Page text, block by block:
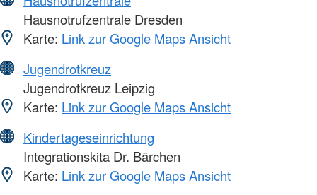
Hausnotrufzentrale Dresden
Karte: Link zur Google Maps Ansicht
Jugendrotkreuz
Jugendrotkreuz Leipzig
Karte: Link zur Google Maps Ansicht
Kindertageseinrichtung
Integrationskita Dr. Bärchen
Karte: Link zur Google Maps Ansicht